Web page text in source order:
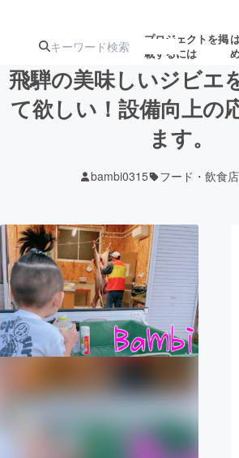
プロジェクトを掲
載するには
注目の新着プロ
テクノロジー・ガジェット
映像・映画
ビジネス・起業
まちづくり・地域活性化
飛騨の美味しいジビエ
て欲しい！設備向上の
ます。
bambi0315 フード・飲食店